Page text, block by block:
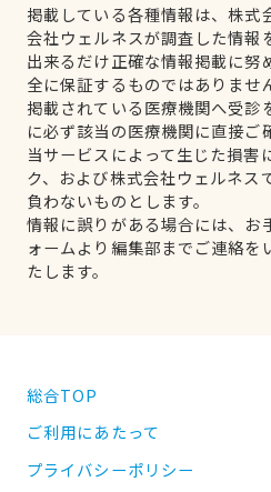
掲載している各種情報は、株式
会社ウェルネスが調査した情報
出来るだけ正確な情報掲載に努
全に保証するものではありませ
掲載されている医療機関へ受診
に必ず該当の医療機関に直接ご
当サービスによって生じた損害
ク、および株式会社ウェルネス
負わないものとします。
情報に誤りがある場合には、お
ォームより編集部までご連絡を
たします。
総合TOP
ご利用にあたって
プライバシーポリシー